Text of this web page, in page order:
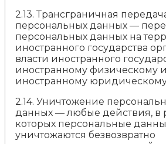
2.13. Трансграничная
персональных данных —
персональных данных на
иностранного государства
власти иностранного
иностранному физическому
иностранному
2.14. Уничтожение
данных — любые действия, в
которых персональные
уничтожаются безвозвратно